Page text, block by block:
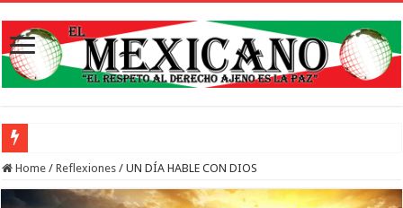
Home / Reflexiones / UN DÍA HABLE CON DIOS